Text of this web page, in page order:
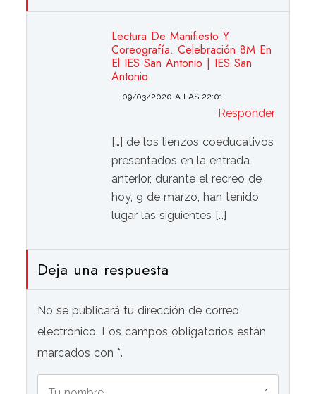
Lectura De Manifiesto Y
Coreografía. Celebración 8M En
El IES San Antonio | IES San
Antonio
09/03/2020 A LAS 22:01
Responder
[…] de los lienzos coeducativos
presentados en la entrada
anterior, durante el recreo de
hoy, 9 de marzo, han tenido
lugar las siguientes […]
Deja una respuesta
No se publicará tu dirección de correo
electrónico. Los campos obligatorios están
marcados con *.